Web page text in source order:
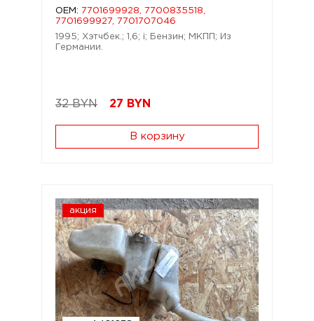
OEM:
7701699928, 7700835518,
7701699927, 7701707046
1995; Хэтчбек.; 1,6; i; Бензин; МКПП; Из
Германии.
32 BYN 27 BYN
В корзину
акция